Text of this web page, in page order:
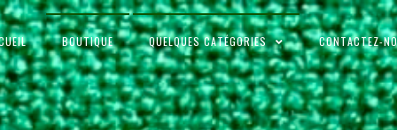
BOUTIQUE QUELQUES CATÉGORIES CONTACTEZ-